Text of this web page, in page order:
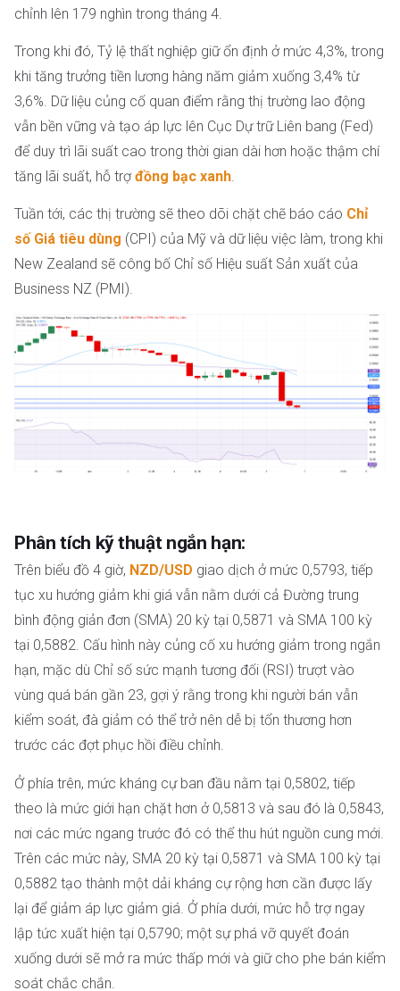
chỉnh lên 179 nghìn trong tháng 4.
Trong khi đó, Tỷ lệ thất nghiệp giữ ổn định ở mức 4,3%, trong
khi tăng trưởng tiền lương hàng năm giảm xuống 3,4% từ
3,6%. Dữ liệu củng cố quan điểm rằng thị trường lao động
vẫn bền vững và tạo áp lực lên Cục Dự trữ Liên bang (Fed)
để duy trì lãi suất cao trong thời gian dài hơn hoặc thậm chí
tăng lãi suất, hỗ trợ đồng bạc xanh.
Tuần tới, các thị trường sẽ theo dõi chặt chẽ báo cáo Chỉ
số Giá tiêu dùng (CPI) của Mỹ và dữ liệu việc làm, trong khi
New Zealand sẽ công bố Chỉ số Hiệu suất Sản xuất của
Business NZ (PMI).
Phân tích kỹ thuật ngắn hạn:
Trên biểu đồ 4 giờ, NZD/USD giao dịch ở mức 0,5793, tiếp
tục xu hướng giảm khi giá vẫn nằm dưới cả Đường trung
bình động giản đơn (SMA) 20 kỳ tại 0,5871 và SMA 100 kỳ
tại 0,5882. Cấu hình này củng cố xu hướng giảm trong ngắn
hạn, mặc dù Chỉ số sức mạnh tương đối (RSI) trượt vào
vùng quá bán gần 23, gợi ý rằng trong khi người bán vẫn
kiểm soát, đà giảm có thể trở nên dễ bị tổn thương hơn
trước các đợt phục hồi điều chỉnh.
Ở phía trên, mức kháng cự ban đầu nằm tại 0,5802, tiếp
theo là mức giới hạn chặt hơn ở 0,5813 và sau đó là 0,5843,
nơi các mức ngang trước đó có thể thu hút nguồn cung mới.
Trên các mức này, SMA 20 kỳ tại 0,5871 và SMA 100 kỳ tại
0,5882 tạo thành một dải kháng cự rộng hơn cần được lấy
lại để giảm áp lực giảm giá. Ở phía dưới, mức hỗ trợ ngay
lập tức xuất hiện tại 0,5790; một sự phá vỡ quyết đoán
xuống dưới sẽ mở ra mức thấp mới và giữ cho phe bán kiểm
soát chắc chắn.